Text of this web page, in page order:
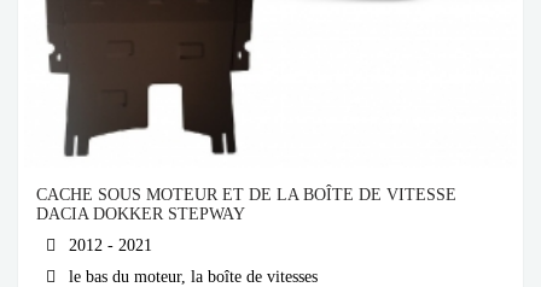
CACHE SOUS MOTEUR ET DE LA BOÎTE DE VITESSE
DACIA DOKKER STEPWAY
2012 - 2021
le bas du moteur, la boîte de vitesses